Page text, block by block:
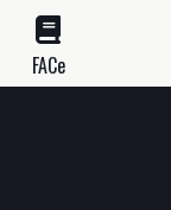
FACe